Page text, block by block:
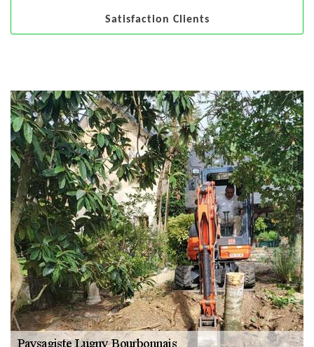
Satisfaction Clients